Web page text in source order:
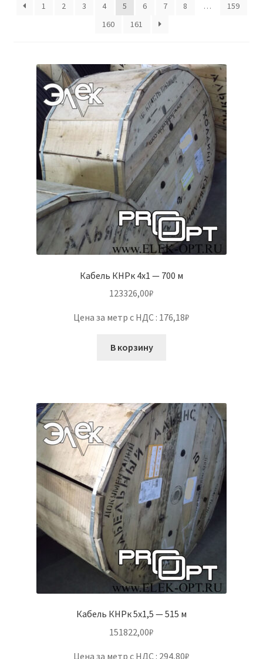
1 2 3 4 5 6 7 8 …
159
160
161
Кабель КНРк 4х1 — 700 м
123326,00₽
Цена за метр с НДС : 176,18₽
В корзину
Кабель КНРк 5х1,5 — 515 м
151822,00₽
Цена за метр с НДС : 294,80₽